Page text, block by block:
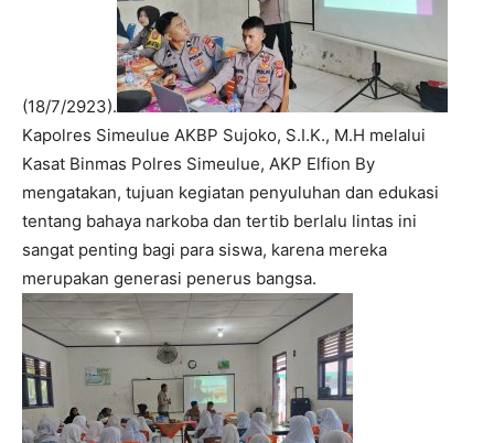
(18/7/2923).
Kapolres Simeulue AKBP Sujoko, S.I.K., M.H melalui
Kasat Binmas Polres Simeulue, AKP Elfion By
mengatakan, tujuan kegiatan penyuluhan dan edukasi
tentang bahaya narkoba dan tertib berlalu lintas ini
sangat penting bagi para siswa, karena mereka
merupakan generasi penerus bangsa.